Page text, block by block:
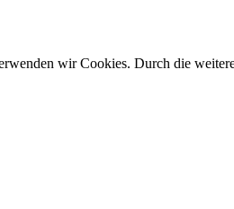
wir Cookies. Durch die